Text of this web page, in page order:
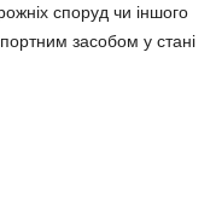
споруд чи іншого
засобом у стані